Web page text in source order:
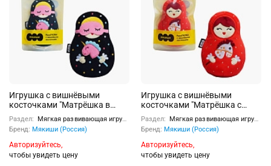
Игрушка с вишнёвыми
косточками "Матрёшка в
маске с единорогом"
Раздел:
Мягкая развивающая игрушка
Бренд: Мякиши (Россия)
Авторизуйтесь,
чтобы увидеть цену
Игрушка с вишнёвыми
косточками "Матрёшка с
лошадкой"
Раздел:
Мягкая развивающая игрушка
Бренд: Мякиши (Россия)
Авторизуйтесь,
чтобы увидеть цену